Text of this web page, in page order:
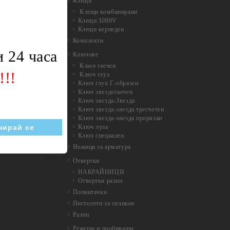
Клещи комбинирани
Клещи 1000V
Клещи керпеден
Комплекти
Ключове
Ключ гаечен
Ключ глух
Ключ глух Г-образен
Ключ звездогаечен
Ключ звезда-Звезда
Ключ звезда-звезда тресчотен
Ключ звезда-звезда прорязан
Ключ лула
Ключ специален
Ножици за арматура
Отвертки
НАКРАЙНИЦИ
Отвертки разни
Попнитачки
Пистолети за силикон
Разни
Режещи и пробиващи
часа